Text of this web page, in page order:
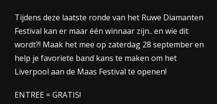
Tijdens deze laatste ronde van het Ruwe Diamanten
Festival kan er maar één winnaar zijn.. en wie dit
wordt?! Maak het mee op zaterdag 28 september en
help je favoriete band kans te maken om het
Liverpool aan de Maas Festival te openen!
ENTREE = GRATIS!